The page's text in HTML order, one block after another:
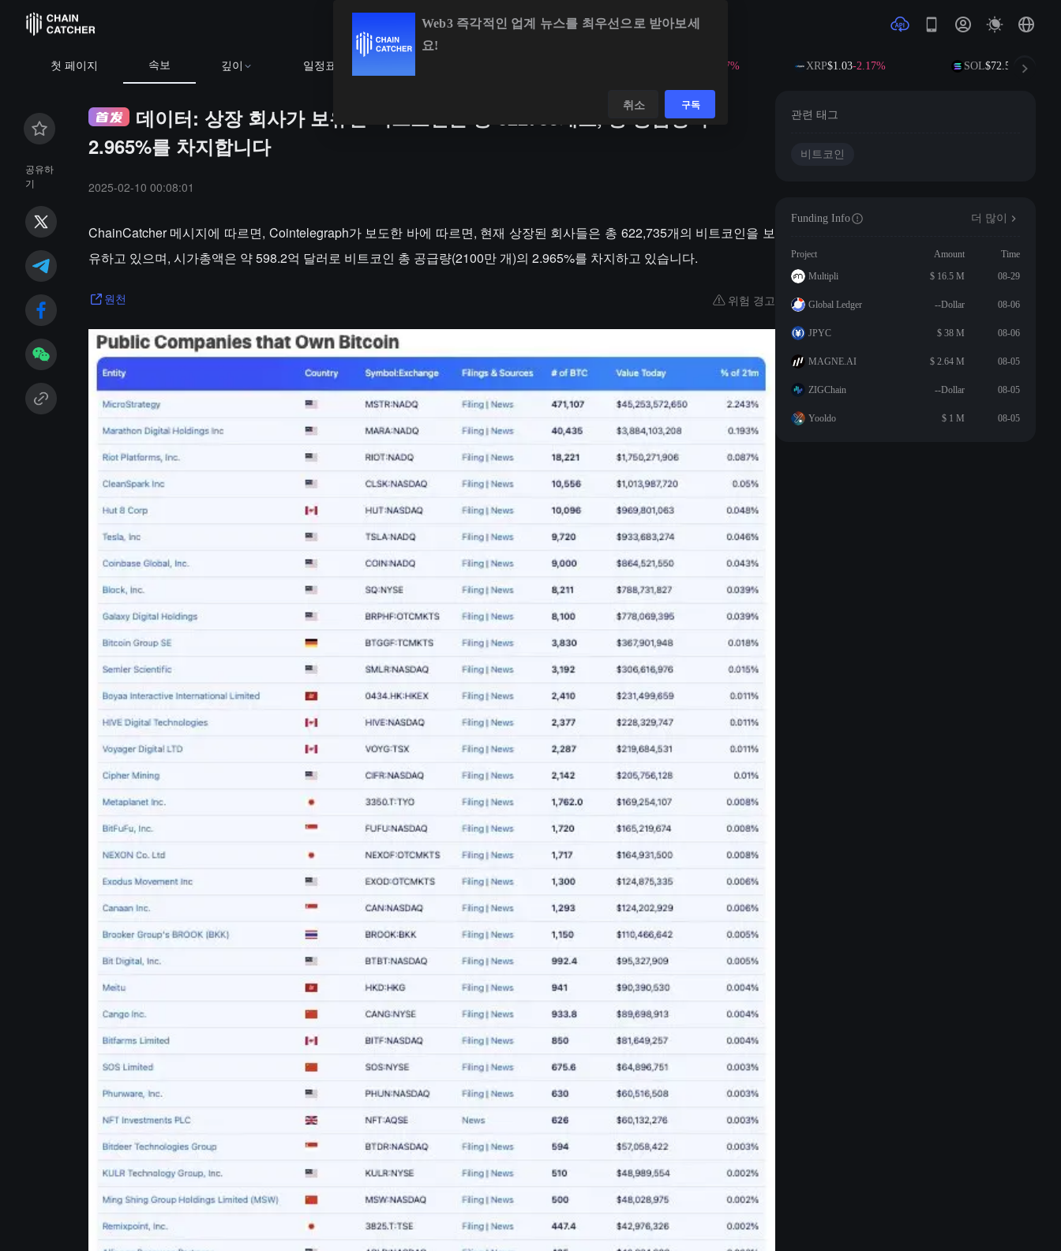
첫 페이지 속보 깊이 일정표
BTC$64,283.87 XRP $1.03-2.17% SOL $72.58-1.65%
공유하
기
데이터: 상장 회사가 보유한 비트코인은 총 622735개로, 총 공급량의
2.965%를 차지합니다
2025-02-10 00:08:01
ChainCatcher 메시지에 따르면, Cointelegraph가 보도한 바에 따르면, 현재 상장된 회사들은 총 622,735개의 비트코인을 보
유하고 있으며, 시가총액은 약 598.2억 달러로 비트코인 총 공급량(2100만 개)의 2.965%를 차지하고 있습니다.
원천 위험 경고
관련 태그
비트코인
Funding Info 더 많이
Project Amount
Time
Multipli
$ 16.5 M 08-29
Global Ledger --Dollar 08-06
JPYC $ 38 M 08-06
MAGNE.AI $ 2.64 M 08-05
ZIGChain --Dollar 08-05
Yooldo $ 1 M 08-05
Web3 즉각적인 업계 뉴스를 최우선으로 받아보세
요!
취소 구독